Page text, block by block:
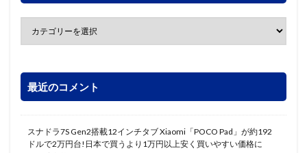
最近のコメント
スナドラ7S Gen2搭載12インチタブ Xiaomi「POCO Pad」が約192
ドルで2万円台!日本で買うより1万円以上安く買いやすい価格に